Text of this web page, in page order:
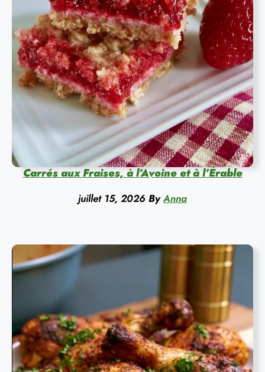
Carrés aux Fraises, à l’Avoine et à l’Érable
juillet 15, 2026 By Anna